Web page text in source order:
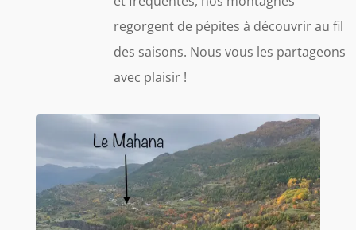
regorgent de pépites à découvrir au fil
des saisons. Nous vous les partageons
avec plaisir !